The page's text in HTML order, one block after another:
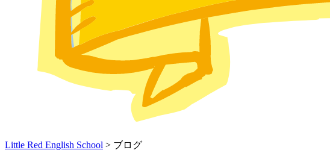
Little Red English School > ブログ